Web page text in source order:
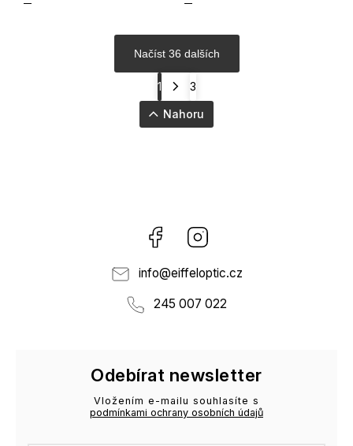
Načíst 36 dalších
1 3
Nahoru
Facebook
info@eiffeloptic.cz
245 007 022
Odebírat newsletter
Vložením e-mailu souhlasíte s
podmínkami ochrany osobních údajů